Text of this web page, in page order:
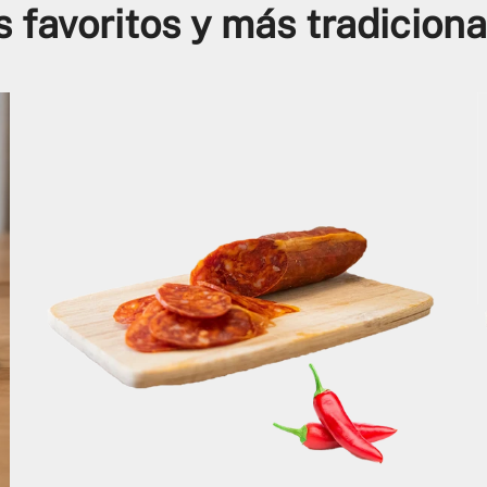
favoritos y más